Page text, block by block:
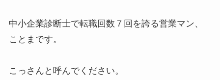
中小企業診断士で転職回数７回を誇る営業マン、
ことまです。
こっさんと呼んでください。